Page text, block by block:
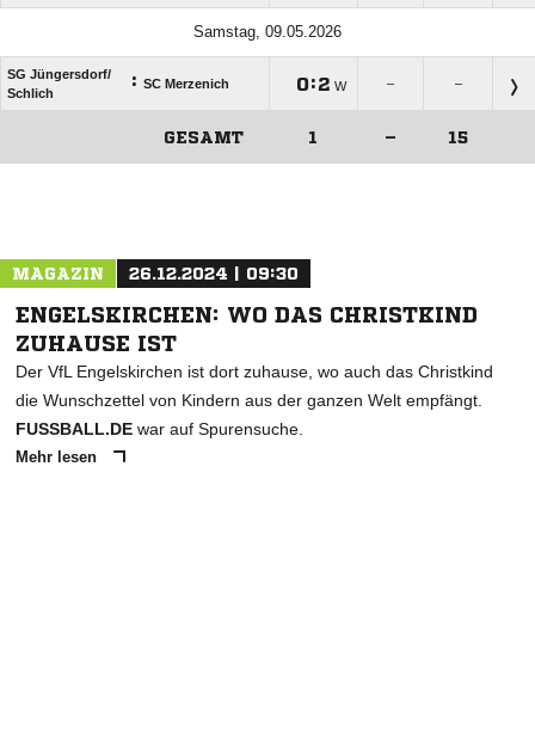
Samstag, 09.05.2026
SG Jüngersdorf/​
Schlich
: SC Merzenich : W – –
GESAMT 1 – 15
MAGAZIN 26.12.2024 | 09:30
ENGELSKIRCHEN: WO DAS CHRISTKIND
ZUHAUSE IST
Der VfL Engelskirchen ist dort zuhause, wo auch das Christkind
die Wunschzettel von Kindern aus der ganzen Welt empfängt.
FUSSBALL.DE war auf Spurensuche.
Mehr lesen